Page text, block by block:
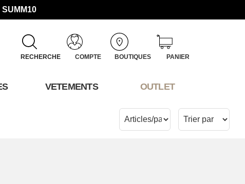
RECHERCHE COMPTE BOUTIQUES PANIER
VETEMENTS OUTLET